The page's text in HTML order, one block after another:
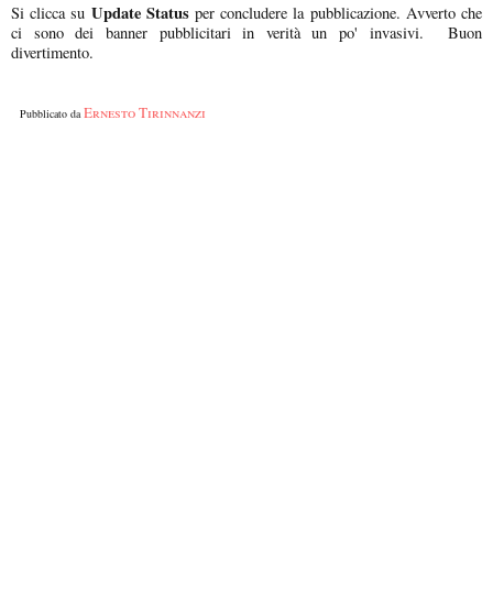
Si clicca su Update Statusper concludere la pubblicazione. Avverto che
ci sono dei banner pubblicitari in verità un po' invasivi. Buon
divertimento.
Pubblicato daErnesto Tirinnanzi